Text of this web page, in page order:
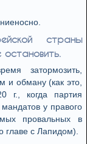
страны
остановить.
затормозить,
и обману (как это,
г., когда партия
у правого
провальных в
главе с Лапидом).